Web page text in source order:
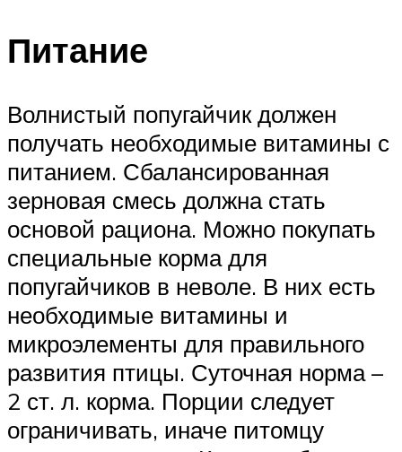
Питание
Волнистый попугайчик должен
получать необходимые витамины с
питанием. Сбалансированная
зерновая смесь должна стать
основой рациона. Можно покупать
специальные корма для
попугайчиков в неволе. В них есть
необходимые витамины и
микроэлементы для правильного
развития птицы. Суточная норма –
2 ст. л. корма. Порции следует
ограничивать, иначе питомцу